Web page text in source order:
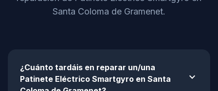
Santa Coloma de Gramenet.
¿Cuánto tardáis en reparar un/una
Patinete Eléctrico Smartgyro en Santa
expand_more